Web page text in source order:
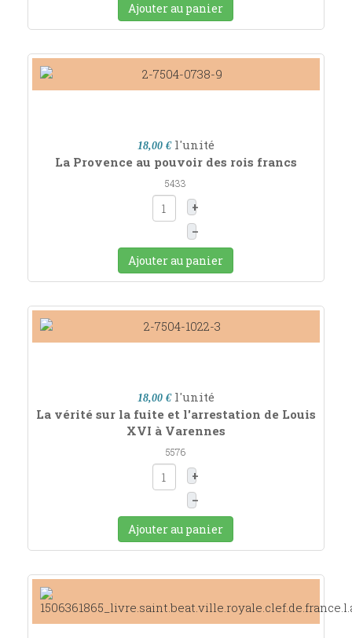
Ajouter au panier
18,00 € l'unité
La Provence au pouvoir des rois francs
5433
+
–
Ajouter au panier
18,00 € l'unité
La vérité sur la fuite et l'arrestation de Louis
XVI à Varennes
5576
+
–
Ajouter au panier